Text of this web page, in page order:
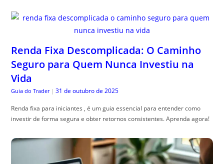
Renda Fixa Descomplicada: O Caminho
Seguro para Quem Nunca Investiu na
Vida
Guia do Trader | 31 de outubro de 2025
Renda fixa para iniciantes , é um guia essencial para entender como
investir de forma segura e obter retornos consistentes. Aprenda agora!